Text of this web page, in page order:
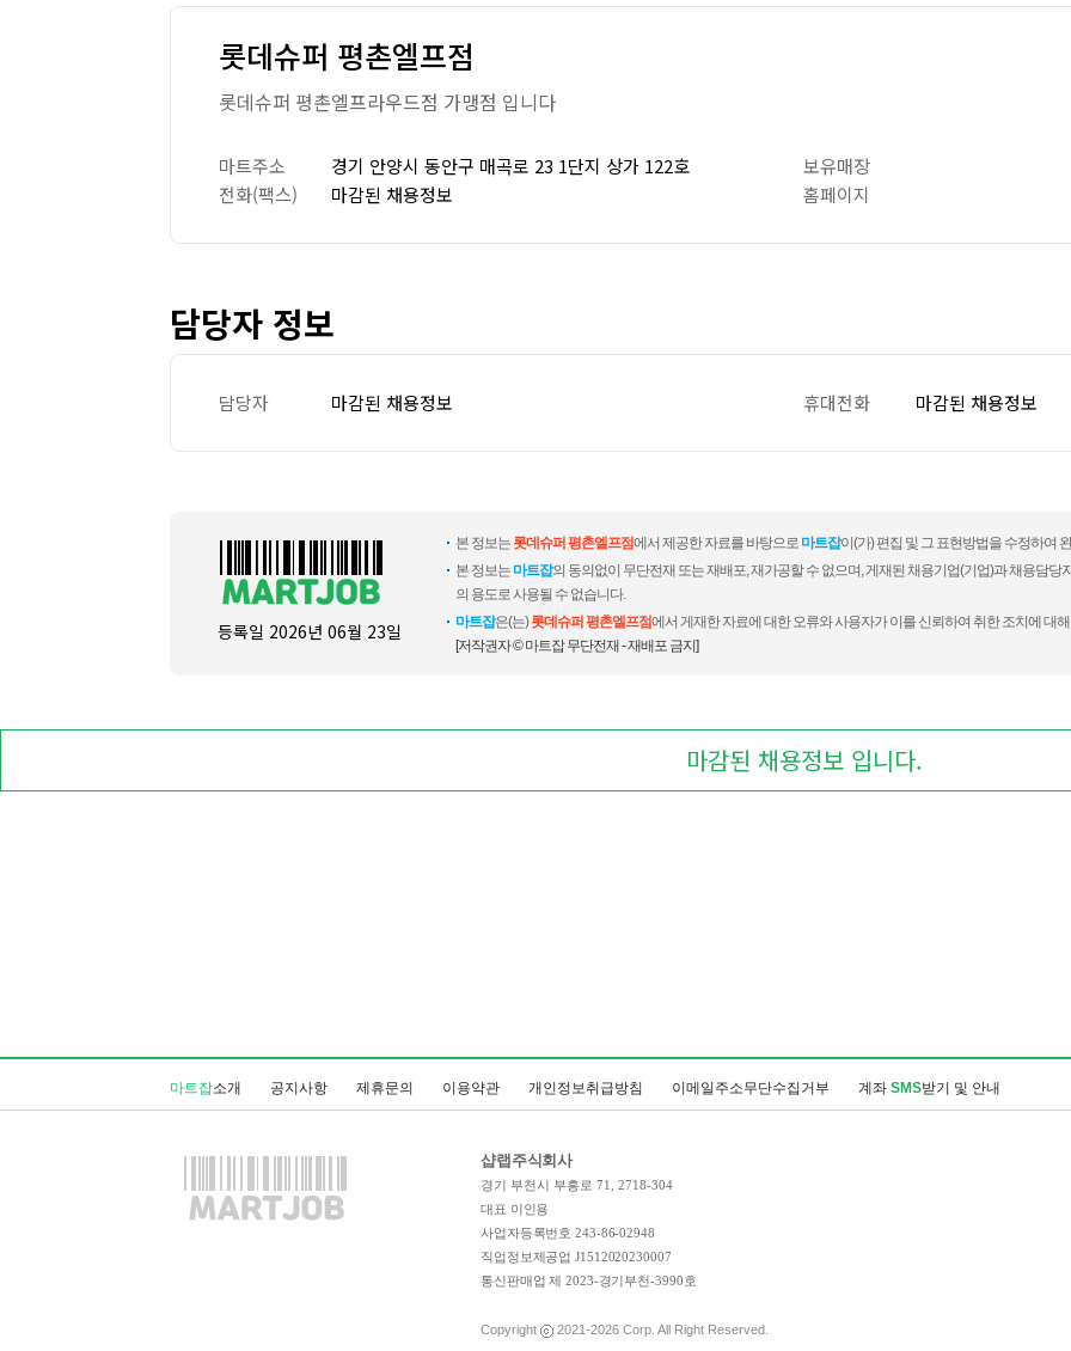
롯데슈퍼 평촌엘프점
롯데슈퍼 평촌엘프라우드점 가맹점 입니다
마트주소 경기 안양시 동안구 매곡로 23 1단지 상가 122호
보유매장
전화(팩스)
마감된 채용정보 홈페이지
담당자 정보
담당자 마감된 채용정보 휴대전화 마감된 채용정보
등록일 2026년 06월 23일
본 정보는롯데슈퍼 평촌엘프점에서 제공한 자료를 바탕으로 마트잡이(가) 편집 및 그 표현방법을 수정하여
본 정보는 마트잡의 동의없이 무단전재 또는 재배포, 재가공할 수 없으며, 게재된 채용기업(기업)과 채용담당
의 용도로 사용될 수 없습니다.
마트잡은(는)롯데슈퍼 평촌엘프점에서 게재한 자료에 대한 오류와 사용자가 이를 신뢰하여 취한 조치에 대
[저작권자 © 마트잡 무단전재 - 재배포 금지]
마감된 채용정보 입니다.
마트잡소개 공지사항 제휴문의 이용약관 개인정보취급방침 이메일주소무단수집거부 계좌 SMS받기 및 안내
샵랩주식회사
경기 부천시 부흥로 71, 2718-304
대표 이인용
사업자등록번호 243-86-02948
직업정보제공업 J1512020230007
통신판매업 제 2023-경기부천-3990호
Copyright 2021-2026 Corp. All Right Reserved.